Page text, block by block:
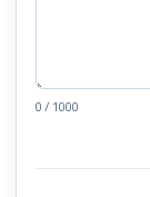
0 / 1000